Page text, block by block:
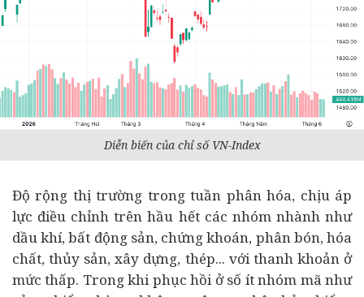
Diễn biến của chỉ số VN-Index
Độ rộng thị trường trong tuần phân hóa, chịu áp
lực điều chỉnh trên hầu hết các nhóm nhành như
dầu khí,bất động sản, chứng khoán, phân bón, hóa
chất, thủy sản, xây dựng, thép... với thanh khoản ở
mức thấp. Trong khi phục hồi ở số ít nhóm mã như